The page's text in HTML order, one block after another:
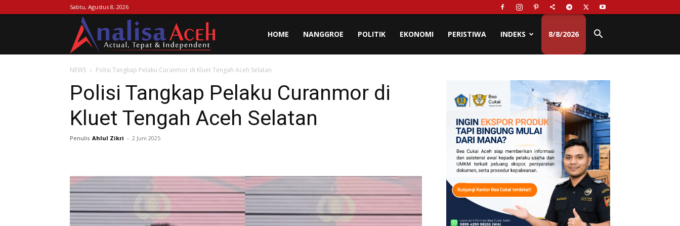
Sabtu, Agustus 8, 2026
Aceh
HOME NANGGROE POLITIK EKONOMI PERISTIWA INDEKS 8/8/2026
NEWS Polisi Tangkap Pelaku Curanmor di Kluet Tengah Aceh Selatan
Polisi Tangkap Pelaku Curanmor di
Kluet Tengah Aceh Selatan
Penulis Ahlul Zikri - 2 Juni 2025